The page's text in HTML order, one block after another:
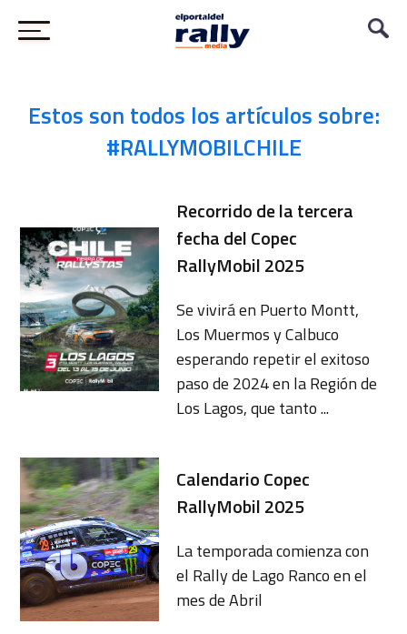
Estos son todos los artículos sobre:
#RALLYMOBILCHILE
Recorrido de la tercera
fecha del Copec
RallyMobil 2025
Se vivirá en Puerto Montt,
Los Muermos y Calbuco
esperando repetir el exitoso
paso de 2024 en la Región de
Los Lagos, que tanto ...
Calendario Copec
RallyMobil 2025
La temporada comienza con
el Rally de Lago Ranco en el
mes de Abril